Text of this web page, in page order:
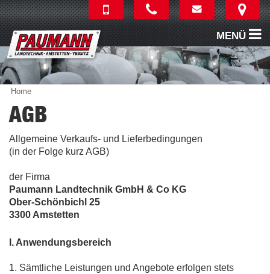
MENÜ
Home
AGB
Allgemeine Verkaufs- und Lieferbedingungen
(in der Folge kurz AGB)
der Firma
Paumann Landtechnik GmbH & Co KG
Ober-Schönbichl 25
3300 Amstetten
I. Anwendungsbereich
1. Sämtliche Leistungen und Angebote erfolgen stets